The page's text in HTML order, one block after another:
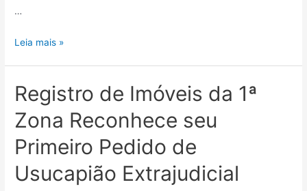
…
Leia mais »
Registro de Imóveis da 1ª
Zona Reconhece seu
Primeiro Pedido de
Usucapião Extrajudicial